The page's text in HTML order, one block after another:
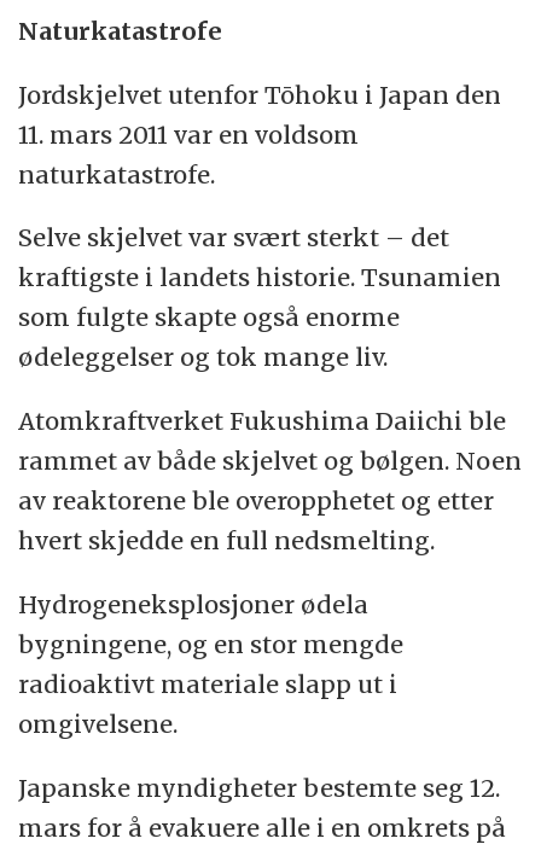
Naturkatastrofe
Jordskjelvet utenfor Tōhoku i Japan den
11. mars 2011 var en voldsom
naturkatastrofe.
Selve skjelvet var svært sterkt – det
kraftigste i landets historie. Tsunamien
som fulgte skapte også enorme
ødeleggelser og tok mange liv.
Atomkraftverket Fukushima Daiichi ble
rammet av både skjelvet og bølgen. Noen
av reaktorene ble overopphetet og etter
hvert skjedde en full nedsmelting.
Hydrogeneksplosjoner ødela
bygningene, og en stor mengde
radioaktivt materiale slapp ut i
omgivelsene.
Japanske myndigheter bestemte seg 12.
mars for å evakuere alle i en omkrets på